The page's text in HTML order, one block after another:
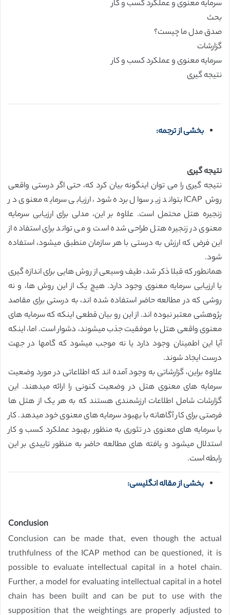
سرمایه معنوی و عملکرد کسب و کار
بحث
صدق مدل ما چیست؟
گزارشات
سرمایه معنوی و عملکرد کسب و کار
نتیجه گیری
بخشی از ترجمه:
نتیجه گیری
نتیجه گیری را می توان اینگونه بیان کرد که، حتی اگر درستی واقعی
روش ICAP بتواند زیر سوال برده شود، ارزیابی سرمایه معنوی در
زنجیره هتل محتمل است. علاوه بر این، مدلی برای ارزیابی سرمایه
معنوی در زنجیره هتل طراحی شده است و می تواند برای استفاده از
این فرض که ارزش به درستی با هر سازمان منطبق میشود، استفاده
شود.
همانطور که قبلا ذکر شد، طیف وسیعی از روش هایی برای اندازه گیری
یا ارزیابی سرمایه معنوی وجود دارد. هیچ یک از این روش ها، و نه
روشی که در مطالعه حاضر استفاده شده اند، به درستی برای مقاصد
پژوهشی معتبر نبوده اند. از این رو بیان قطعی اینکه که سرمایه های
معنوی واقعی هتل با موفقیت جذب میشوند، دشوار است. اما، اینکه
آیا این اطمینان وجود دارد یا نه موجب میشود که گامها در جهت
درست ایجاد شوند.
علاوه براین، گزارشاتی به وجود آمده اند که اطلاعاتی در مورد وضعیت
سرمایه های معنوی هتل در وضعیت کنونی را ارائه میدهند. این
گزارشات شامل اطلاعات ارزشمندی هستند که به هر یک از هتل ها
فرصتی برای کار آگاهانه با بهبود سرمایه های معنوی خود میدهد. کار
با سرمایه های معنوی در تئوری به منظور بهبود عملکرد کسب و کار
استدلال میشود و یافته های مطالعه حاضر به منظور تاییدی بر این
رابطه است.
بخشی از مقاله انگلیسی:
Conclusion
Conclusion can be made that, even though the actual
truthfulness of the ICAP method can be questioned, it is
possible to evaluate intellectual capital in a hotel chain.
Further, a model for evaluating intellectual capital in a hotel
chain has been built and can be put to use with the
supposition that the weightings are properly adjusted to